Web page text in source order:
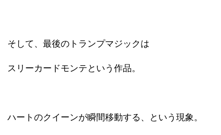
そして、最後のトランプマジックは
スリーカードモンテという作品。
ハートのクイーンが瞬間移動する、という現象。